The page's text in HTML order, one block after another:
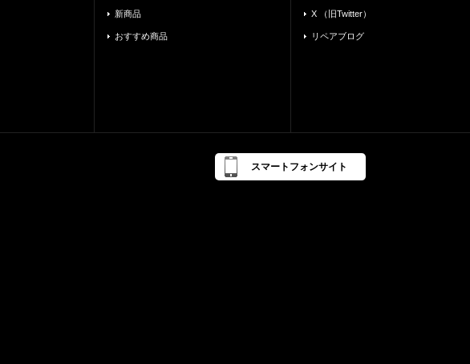
新商品
おすすめ商品
X （旧Twitter）
リペアブログ
スマートフォンサイト